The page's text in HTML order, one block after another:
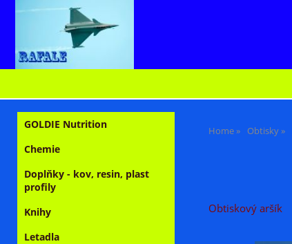
Home Obtisky
Obtiskový aršík
GOLDIE Nutrition
Chemie
Doplňky - kov, resin, plast
profily
Knihy
Letadla